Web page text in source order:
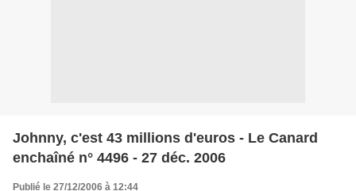
Johnny, c'est 43 millions d'euros - Le Canard
enchaîné n° 4496 - 27 déc. 2006
Publié le 27/12/2006 à 12:44